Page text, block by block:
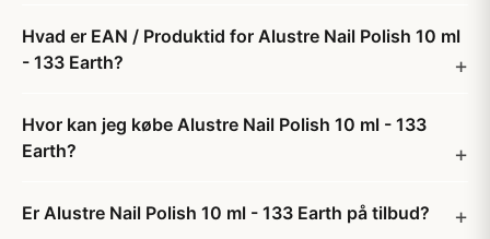
Hvad er EAN / Produktid for Alustre Nail Polish 10 ml
- 133 Earth?
Hvor kan jeg købe Alustre Nail Polish 10 ml - 133
Earth?
Er Alustre Nail Polish 10 ml - 133 Earth på tilbud?